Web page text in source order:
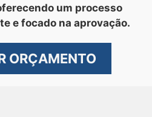
um processo
e focado na aprovação.
ORÇAMENTO